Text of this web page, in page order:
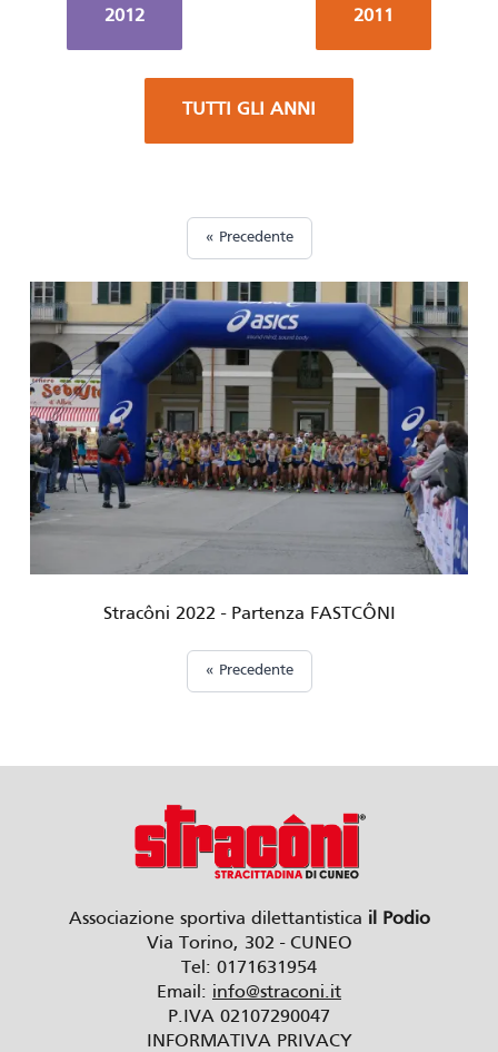
2012 2011
TUTTI GLI ANNI
« Precedente
Stracôni 2022 - Partenza FASTCÔNI
« Precedente
Associazione sportiva dilettantistica il Podio
Via Torino, 302 - CUNEO
Tel: 0171631954
Email: info@straconi.it
P.IVA 02107290047
INFORMATIVA PRIVACY